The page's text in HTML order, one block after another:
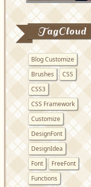
TagCloud
Blog Customize
Brushes
CSS
CSS3
CSS Framework
Customize
DesignFont
DesignIdea
Font
FreeFont
Functions